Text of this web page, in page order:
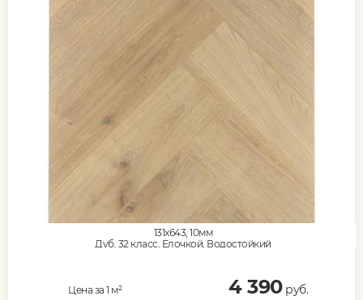
131x643, 10мм
Дуб, 32 класс, Елочкой, Водостойкий
Цена за 1 м² 4 390руб.